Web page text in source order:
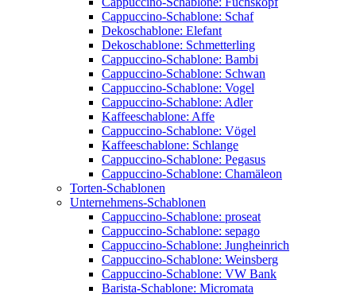
Cappuccino-Schablone: Schaf
Dekoschablone: Elefant
Dekoschablone: Schmetterling
Cappuccino-Schablone: Bambi
Cappuccino-Schablone: Schwan
Cappuccino-Schablone: Vogel
Cappuccino-Schablone: Adler
Kaffeeschablone: Affe
Cappuccino-Schablone: Vögel
Kaffeeschablone: Schlange
Cappuccino-Schablone: Pegasus
Cappuccino-Schablone: Chamäleon
Torten-Schablonen
Unternehmens-Schablonen
Cappuccino-Schablone: proseat
Cappuccino-Schablone: sepago
Cappuccino-Schablone: Jungheinrich
Cappuccino-Schablone: Weinsberg
Cappuccino-Schablone: VW Bank
Barista-Schablone: Micromata